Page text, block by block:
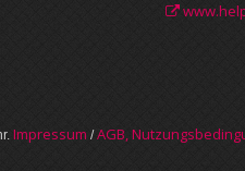
Im­pres­sum /AGB,